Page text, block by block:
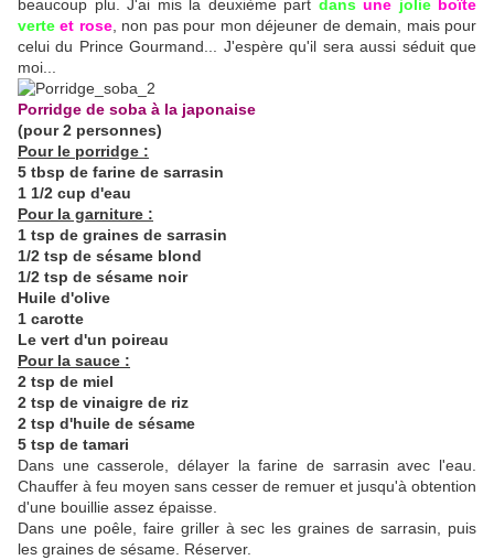
beaucoup plu. J'ai mis la deuxième part dans une jolieboîte
verte et rose, non pas pour mon déjeuner de demain, mais pour
celui du Prince Gourmand... J'espère qu'il sera aussi séduit que
moi...
Porridge de soba à la japonaise
(pour 2 personnes)
Pour le porridge :
5 tbsp de farine de sarrasin
1 1/2 cup d'eau
Pour la garniture :
1 tsp de graines de sarrasin
1/2 tsp de sésame blond
1/2 tsp de sésame noir
Huile d'olive
1 carotte
Le vert d'un poireau
Pour la sauce :
2 tsp de miel
2 tsp de vinaigre de riz
2 tsp d'huile de sésame
5 tsp de tamari
Dans une casserole, délayer la farine de sarrasin avec l'eau.
Chauffer à feu moyen sans cesser de remuer et jusqu'à obtention
d'une bouillie assez épaisse.
Dans une poêle, faire griller à sec les graines de sarrasin, puis
les graines de sésame. Réserver.